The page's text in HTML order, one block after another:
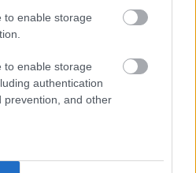
to enable storage
to enable storage
authentication
prevention, and other